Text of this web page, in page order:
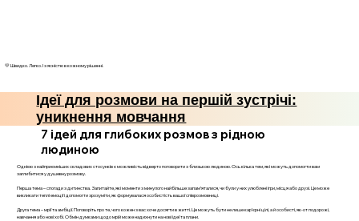
💛 Швидко. Легко. І з ясністю в кожному рішенні.
Ідеї для розмови на першій зустрічі:
уникнення мовчання
7 ідей для глибоких розмов з рідною
людиною
Однією з найприємніших складових стосунків є можливість відверто поговорити з близькою людиною. Ось кілька тем, які можуть допомогти вам
заглибитися у душевну розмову.
Перша тема – спогади з дитинства. Запитайте, які моменти з минулого найбільше запам’яталися, чи були у них улюблені ігри, місця або друзі. Це може
викликати теплі емоції і допомогти зрозуміти, як формувалася особистість вашої співрозмовниці.
Друга тема – мрії та амбіції. Поговоріть про те, чого кожен з вас хоче досягти в житті. Це можуть бути не лише кар’єрні цілі, а й особисті, як-от подорожі,
навчання або нові хобі. Обмін думками щодо мрій може надихнути на нові ідеї та плани.